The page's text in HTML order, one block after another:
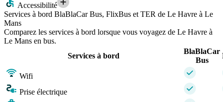
Accessibilité
Services à bord BlaBlaCar Bus, FlixBus et TER de Le Havre à Le
Mans
Comparez les services à bord lorsque vous voyagez de Le Havre à
Le Mans en bus.
Services à bord
BlaBlaCar
Bus
Wifi
Prise électrique